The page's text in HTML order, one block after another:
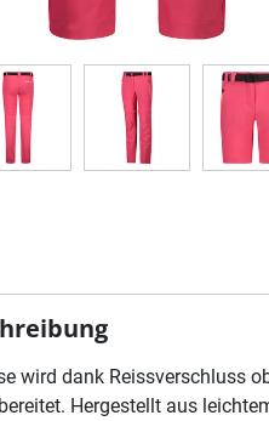
wird dank Reissverschluss
Hergestellt aus